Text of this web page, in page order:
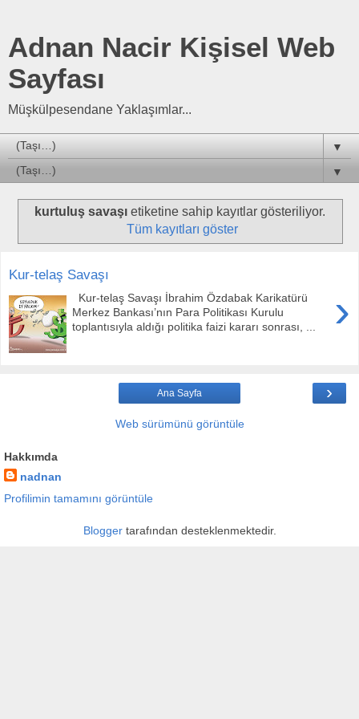
Adnan Nacir Kişisel Web
Sayfası
Müşkülpesendane Yaklaşımlar...
▼
▼
kurtuluş savaşıetiketine sahip kayıtlar gösteriliyor.
Tüm kayıtları göster
Kur-telaş Savaşı
›
Kur-telaş Savaşı İbrahim Özdabak Karikatürü
Merkez Bankası’nın Para Politikası Kurulu
toplantısıyla aldığı politika faizi kararı sonrası, ...
›
Ana Sayfa
Web sürümünü görüntüle
Hakkımda
nadnan
Profilimin tamamını görüntüle
Bloggertarafından desteklenmektedir.